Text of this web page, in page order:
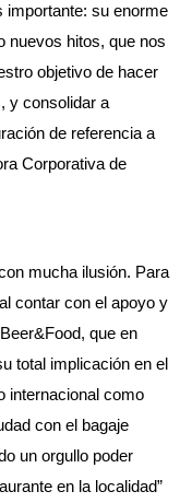
importante: su enorme
nuevos hitos, que nos
objetivo de hacer
y consolidar a
de referencia a
Corporativa de
mucha ilusión. Para
contar con el apoyo y
que en
total implicación en el
internacional como
con el bagaje
un orgullo poder
en la localidad”